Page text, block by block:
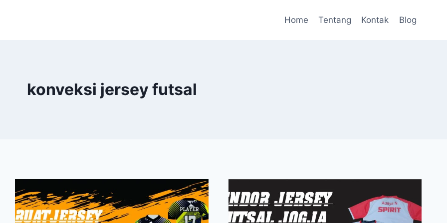
Home Tentang Kontak Blog
konveksi jersey futsal